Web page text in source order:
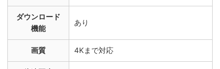
ダウンロード
機能
あり
画質 4Kまで対応